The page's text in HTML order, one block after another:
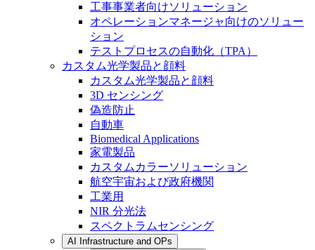
工事事業者向けソリューション
オペレーションマネージャ向けのソリュー
ション
テストプロセスの自動化（TPA）
カスタム光学製品と顔料
カスタム光学製品と顔料
3D センシング
偽造防止
自動車
Biomedical Applications
家電製品
カスタムカラーソリューション
航空宇宙および政府機関
工業用
NIR 分光法
スペクトラムセンシング
AI Infrastructure and OPs